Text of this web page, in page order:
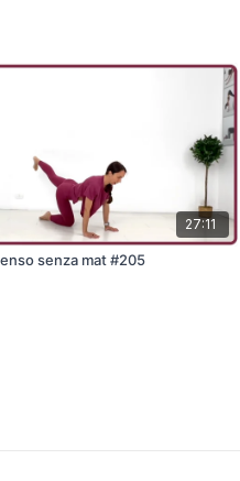
27:11
senza mat #205